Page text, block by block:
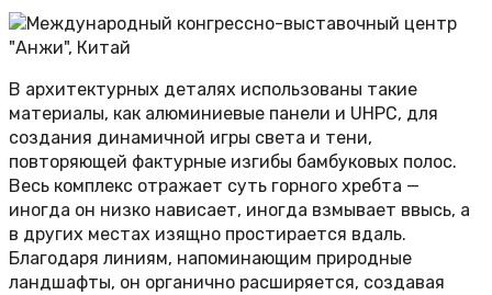
В архитектурных деталях использованы такие
материалы, как алюминиевые панели и UHPC, для
создания динамичной игры света и тени,
повторяющей фактурные изгибы бамбуковых полос.
Весь комплекс отражает суть горного хребта —
иногда он низко нависает, иногда взмывает ввысь, а
в других местах изящно простирается вдаль.
Благодаря линиям, напоминающим природные
ландшафты, он органично расширяется, создавая